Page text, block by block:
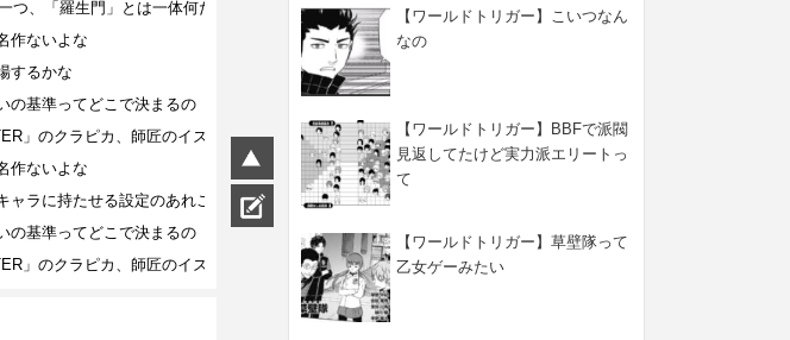
【ワールドトリガー】こいつなん
なの
【ワールドトリガー】BBFで派閥
見返してたけど実力派エリートっ
て
【ワールドトリガー】草壁隊って
乙女ゲーみたい